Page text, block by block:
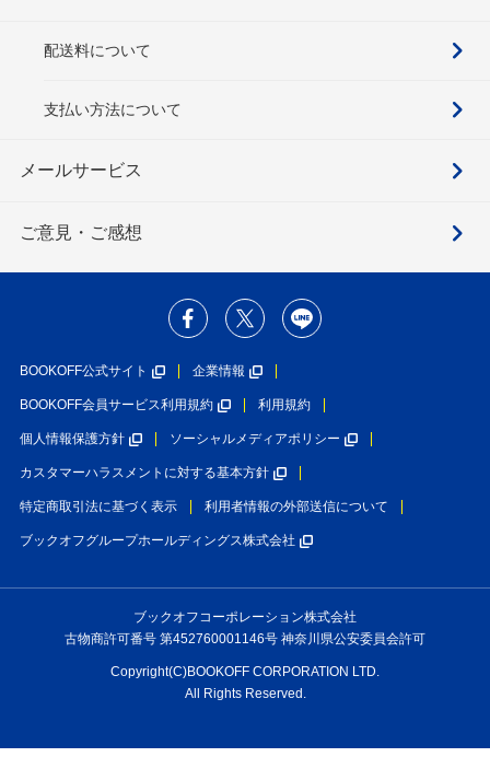
配送料について
支払い方法について
メールサービス
ご意見・ご感想
BOOKOFF公式サイト 企業情報
BOOKOFF会員サービス利用規約 利用規約
個人情報保護方針 ソーシャルメディアポリシー
カスタマーハラスメントに対する基本方針
特定商取引法に基づく表示 利用者情報の外部送信について
ブックオフグループホールディングス株式会社
ブックオフコーポレーション株式会社
古物商許可番号 第452760001146号 神奈川県公安委員会許可
Copyright(C)BOOKOFF CORPORATION LTD.
All Rights Reserved.